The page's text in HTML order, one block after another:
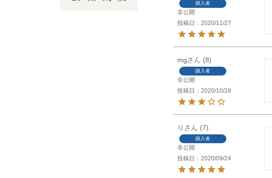
購入者
非公開
投稿日
2020/11/27
mg 8
購入者
非公開
投稿日
2020/10/28
り 7
購入者
非公開
投稿日
2020/09/24